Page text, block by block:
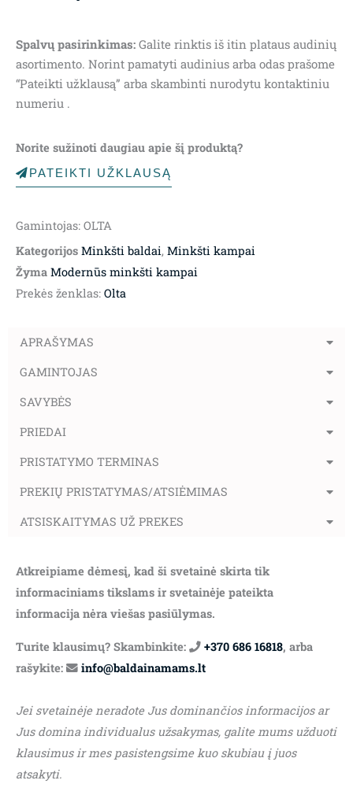
Spalvų pasirinkimas: Galite rinktis iš itin plataus audinių
asortimento. Norint pamatyti audinius arba odas prašome
“Pateikti užklausą” arba skambinti nurodytu kontaktiniu
numeriu .
Norite sužinoti daugiau apie šį produktą?
PATEIKTI UŽKLAUSĄ
Gamintojas: OLTA
Kategorijos Minkšti baldai, Minkšti kampai
Žyma Modernūs minkšti kampai
Prekės ženklas: Olta
APRAŠYMAS
GAMINTOJAS
SAVYBĖS
PRIEDAI
PRISTATYMO TERMINAS
PREKIŲ PRISTATYMAS/ATSIĖMIMAS
ATSISKAITYMAS UŽ PREKES
Atkreipiame dėmesį, kad ši svetainė skirta tik
informaciniams tikslams ir svetainėje pateikta
informacija nėra viešas pasiūlymas.
Turite klausimų? Skambinkite: +370 686 16818, arba
rašykite:
info@baldainamams.lt
Jei svetainėje neradote Jus dominančios informacijos ar
Jus domina individualus užsakymas, galite mums užduoti
klausimus ir mes pasistengsime kuo skubiau į juos
atsakyti.